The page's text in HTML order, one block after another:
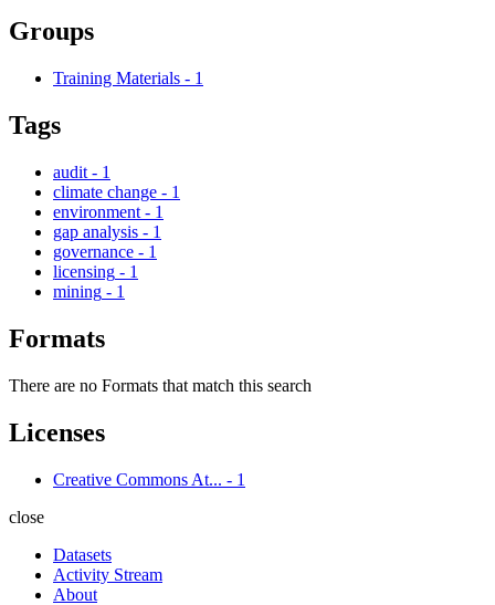
Groups
Training Materials - 1
Tags
audit - 1
climate change - 1
environment - 1
gap analysis - 1
governance - 1
licensing - 1
mining - 1
Formats
There are no Formats that match this search
Licenses
Creative Commons At... - 1
close
Datasets
Activity Stream
About